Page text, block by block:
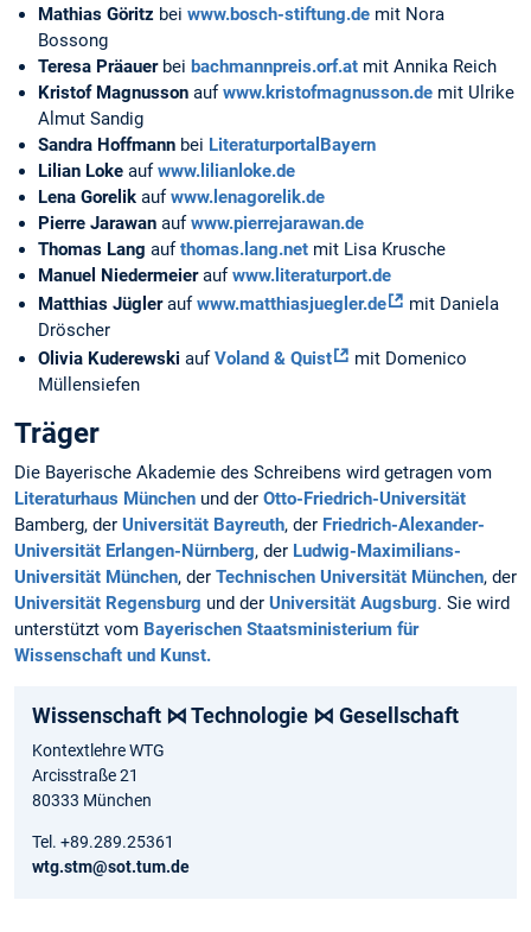
Mathias Göritz bei www.bosch-stiftung.de mit Nora
Bossong
Teresa Präauerbei bachmannpreis.orf.at mit Annika Reich
Kristof Magnusson aufwww.kristofmagnusson.de mit Ulrike
Almut Sandig
Sandra Hoffmann bei LiteraturportalBayern
Lilian Loke aufwww.lilianloke.de
Lena Gorelik aufwww.lenagorelik.de
Pierre Jarawan aufwww.pierrejarawan.de
Thomas Lang aufthomas.lang.net mit Lisa Krusche
Manuel Niedermeieraufwww.literaturport.de
Matthias Jügleraufwww.matthiasjuegler.de
mit Daniela
Dröscher
Olivia Kuderewski aufVoland & Quist
mit Domenico
Müllensiefen
Träger
Die Bayerische Akademie des Schreibens wird getragen vom
Literaturhaus München und der Otto-Friedrich-Universität
Bamberg, der Universität Bayreuth, der Friedrich-Alexander-
Universität Erlangen-Nürnberg, der Ludwig-Maximilians-
Universität München, der Technischen Universität München, der
Universität Regensburg und der Universität Augsburg. Sie wird
unterstützt vom Bayerischen Staatsministerium für
Wissenschaft und Kunst.
Wissenschaft ⋈ Technologie ⋈ Gesellschaft
Kontextlehre WTG
Arcisstraße 21
80333 München
Tel. +89.289.25361
wtg.stm@sot.tum.de